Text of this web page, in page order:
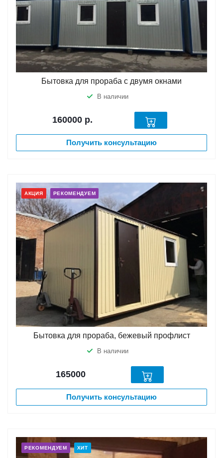
Бытовка для прораба с двумя окнами
В наличии
160000 р.
Получить консультацию
АКЦИЯ РЕКОМЕНДУЕМ
Бытовка для прораба, бежевый профлист
В наличии
165000
Получить консультацию
РЕКОМЕНДУЕМ ХИТ